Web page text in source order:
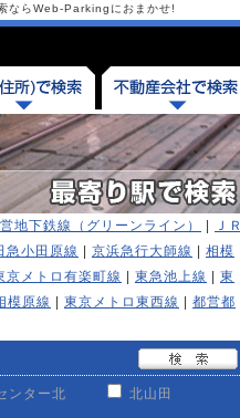
ならWeb-Parkingにおまかせ!
地下鉄線（グリーンライン）
ＪＲ
急小田原線 京浜急行大師線
相模
京メトロ有楽町線 東急池上線
東
模原線 東京メトロ東西線
都営都
ンター北
北山田